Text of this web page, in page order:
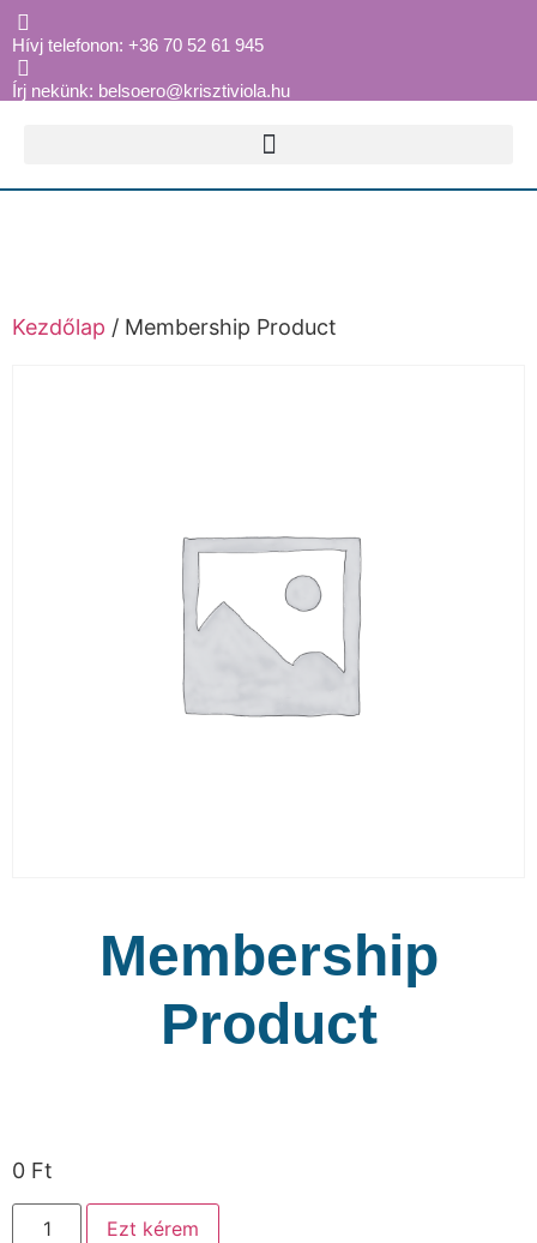
Hívj telefonon: +36 70 52 61 945
Írj nekünk: belsoero@krisztiviola.hu
Kezdőlap / Membership Product
Membership
Product
0 Ft
Ezt kérem